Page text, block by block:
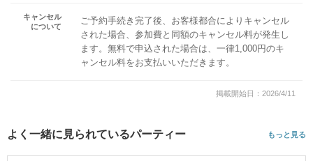
キャンセル
について
ご予約手続き完了後、お客様都合によりキャンセル
された場合、参加費と同額のキャンセル料が発生し
ます。無料で申込された場合は、一律1,000円のキ
ャンセル料をお支払いいただきます。
掲載開始日：2026/4/11
よく一緒に見られているパーティー もっと見る